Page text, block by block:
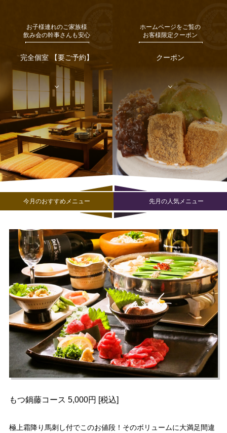
お子様連れのご家族様
飲み会の幹事さんも安心
完全個室 【要ご予約】
ホームページをご覧の
お客様限定クーポン
クーポン
今月のおすすめメニュー 先月の人気メニュー
もつ鍋藤コース 5,000円 [税込]
極上霜降り馬刺し付でこのお値段！そのボリュームに大満足間違